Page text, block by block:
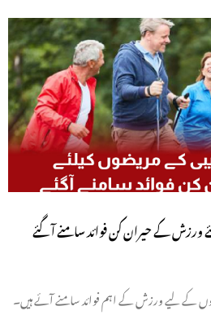
ورزش کے حیران کن فوائد سامنے آگئے
کے لیے ورزش کے اہم فوائد سامنے آئے ہیں۔